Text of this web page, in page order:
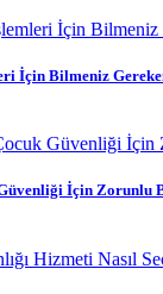
İçin Bilmeniz
İçin Zorunlu